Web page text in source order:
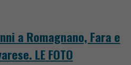
a Romagnano, Fara e
LE FOTO